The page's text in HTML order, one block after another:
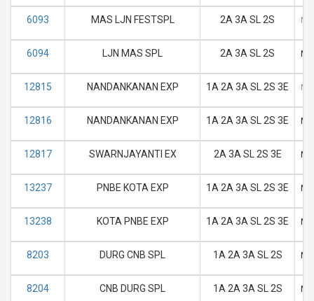
6093 MAS LJN FESTSPL 2A 3A SL 2S M
6094 LJN MAS SPL 2A 3A SL 2S M
12815 NANDANKANAN EXP 1A 2A 3A SL 2S 3E M
12816 NANDANKANAN EXP 1A 2A 3A SL 2S 3E M
12817 SWARNJAYANTI EX 2A 3A SL 2S 3E M
13237 PNBE KOTA EXP 1A 2A 3A SL 2S 3E M
13238 KOTA PNBE EXP 1A 2A 3A SL 2S 3E M
8203 DURG CNB SPL 1A 2A 3A SL 2S M
8204 CNB DURG SPL 1A 2A 3A SL 2S M